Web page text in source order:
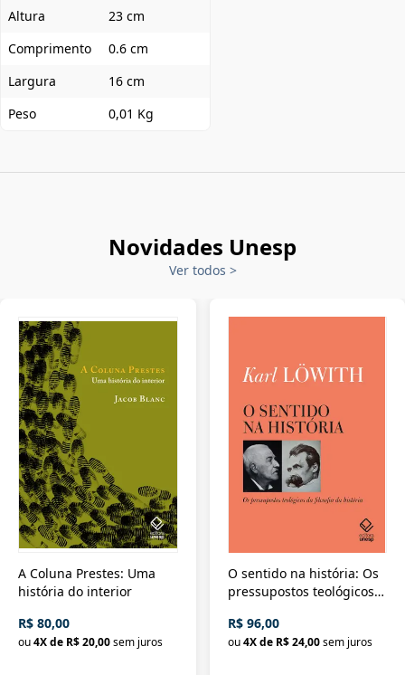
Altura
23 cm
Comprimento
0.6 cm
Largura
16 cm
Peso
0,01 Kg
Novidades Unesp
Ver todos >
A Coluna Prestes: Uma
história do interior
R$ 80,00
ou4X de R$ 20,00sem juros
O sentido na história: Os
pressupostos teológicos
R$ 96,00
ou 4X de R$ 24,00 sem juros